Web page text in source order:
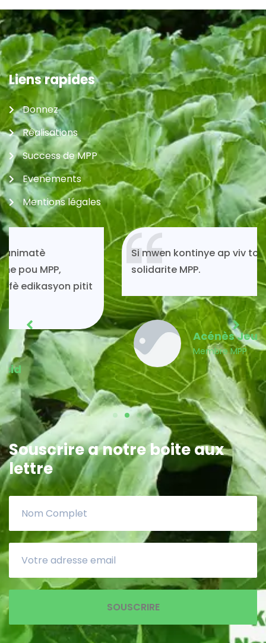
Liens rapides
Donnez
Réalisations
Success de MPP
Evenements
Mentions légales
Si mwen kontinye ap viv toujou gras ak
solidarite MPP.
Acénès Jeune
Membre MPP
Souscrire a notre boite aux
lettre
SOUSCRIRE